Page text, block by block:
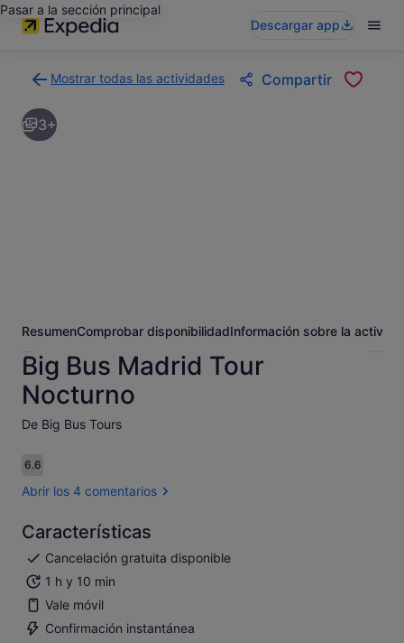
Pasar a la sección principal
Descargar app
Mostrar todas las actividades
a
la
página
Compartir
3+
ResumenComprobar disponibilidadInformación sobre la
Big Bus Madrid Tour
Nocturno
De Big Bus Tours
6.66.6 sobre 10
Abrir los 4 comentarios
Características
Cancelación gratuita disponible
1 h y 10 min
Vale móvil
Confirmación instantánea